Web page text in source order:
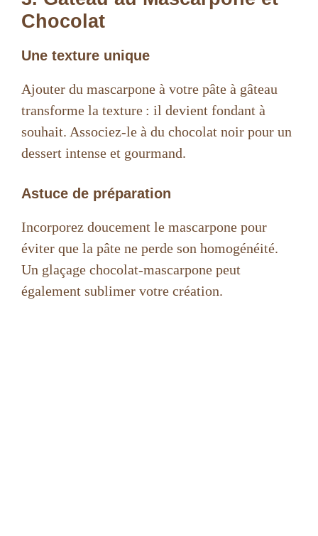
i
d
Chocolat
Une texture unique
Ajouter du mascarpone à votre pâte à gâteau
transforme la texture : il devient fondant à
souhait. Associez-le à du chocolat noir pour un
dessert intense et gourmand.
Astuce de préparation
Incorporez doucement le mascarpone pour
éviter que la pâte ne perde son homogénéité.
Un glaçage chocolat-mascarpone peut
également sublimer votre création.